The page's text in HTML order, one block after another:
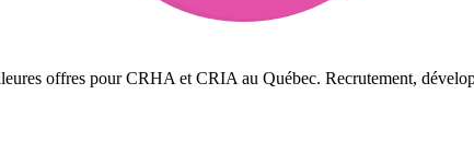
offres pour CRHA et CRIA au Québec. Recrutement,